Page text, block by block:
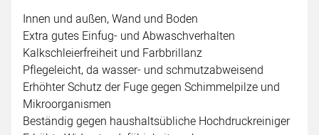
Innen und außen, Wand und Boden
Extra gutes Einfug- und Abwaschverhalten
Kalkschleierfreiheit und Farbbrillanz
Pflegeleicht, da wasser- und schmutzabweisend
Erhöhter Schutz der Fuge gegen Schimmelpilze und
Mikroorganismen
Beständig gegen haushaltsübliche Hochdruckreiniger